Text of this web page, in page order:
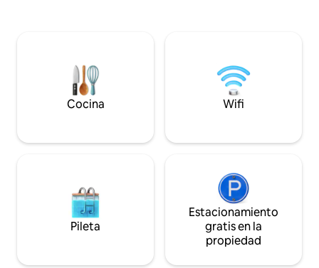
Acceso desde el cruce 23 de la autopista
A6 París-Lyon.
Cocina Wifi
Pileta
Estacionamiento
gratis en la
propiedad